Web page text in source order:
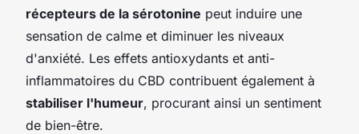
récepteurs de la sérotonine peut induire une
sensation de calme et diminuer les niveaux
d'anxiété. Les effets antioxydants et anti-
inflammatoires du CBD contribuent également à
stabiliser l'humeur, procurant ainsi un sentiment
de bien-être.